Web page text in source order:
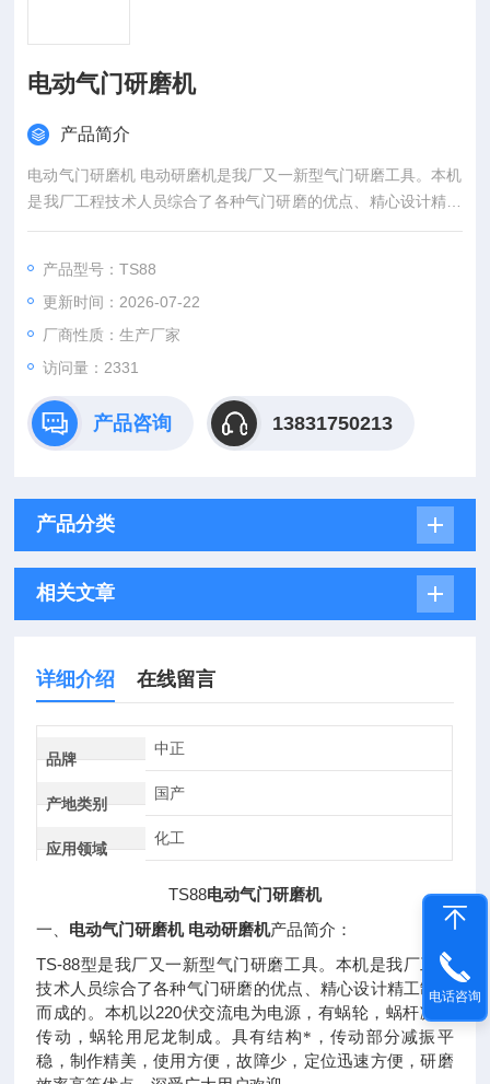
电动气门研磨机
产品简介
电动气门研磨机 电动研磨机是我厂又一新型气门研磨工具。本机
是我厂工程技术人员综合了各种气门研磨的优点、精心设计精工
制作而成的。
产品型号：TS88
更新时间：2026-07-22
厂商性质：生产厂家
访问量：2331
产品咨询 13831750213
产品分类
相关文章
详细介绍 在线留言
品牌
中正
产地类别
国产
应用领域
化工
TS88电动气门研磨机
一、 电动气门研磨机电动研磨机产品简介：
TS-88型是我厂又一新型气门研磨工具。本机是我厂工程
技术人员综合了各种气门研磨的优点、精心设计精工制作
而成的。本机以220伏交流电为电源，有蜗轮，蜗杆减速
传动，蜗轮用尼龙制成。具有结构*，传动部分减振平
稳，制作精美，使用方便，故障少，定位迅速方便，研磨
电话咨询